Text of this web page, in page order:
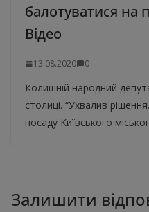
балотуватися на
Відео
13.08.2020 0
Колишній народний
столиці. “Ухвалив
посаду Київського
Залишити